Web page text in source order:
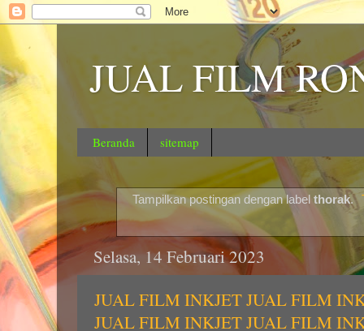
JUAL FILM
Beranda sitemap
Tampilkan postingan dengan labelthorak.
Selasa, 14 Februari 2023
JUAL FILM INKJET JUAL FILM
JUAL FILM INKJET JUAL FILM